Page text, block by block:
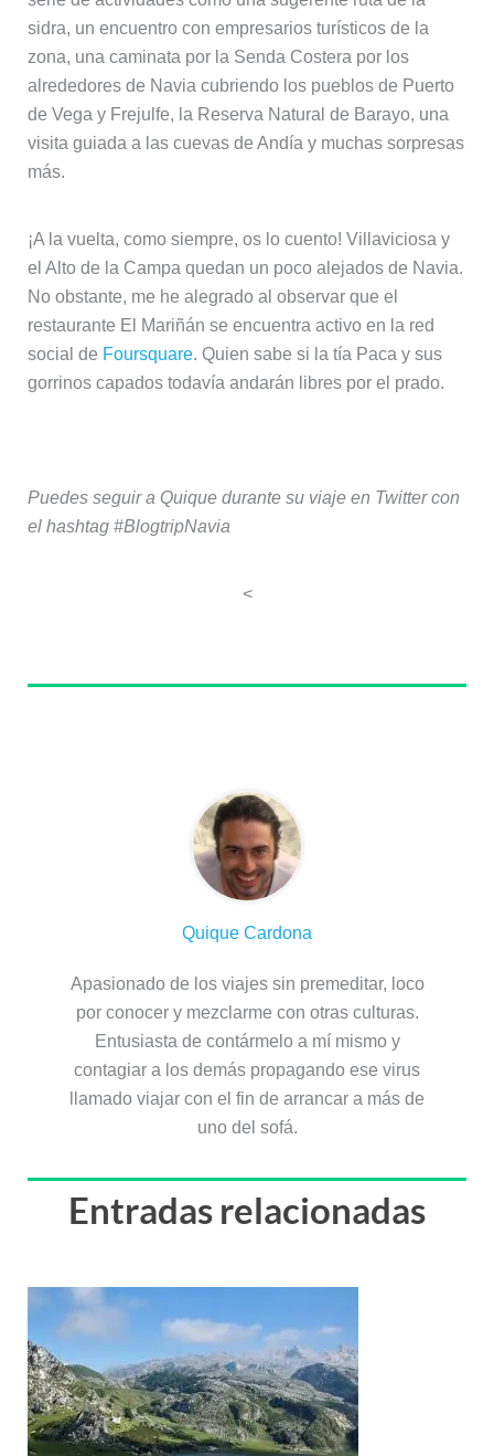
sidra, un encuentro con empresarios turísticos de la
zona, una caminata por la Senda Costera por los
alrededores de Navia cubriendo los pueblos de Puerto
de Vega y Frejulfe, la Reserva Natural de Barayo, una
visita guiada a las cuevas de Andía y muchas sorpresas
más.
¡A la vuelta, como siempre, os lo cuento! Villaviciosa y
el Alto de la Campa quedan un poco alejados de Navia.
No obstante, me he alegrado al observar que el
restaurante El Mariñán se encuentra activo en la red
social de Foursquare. Quien sabe si la tía Paca y sus
gorrinos capados todavía andarán libres por el prado.
Puedes seguir a Quique durante su viaje en Twitter con
el hashtag #BlogtripNavia
<
Quique Cardona
Apasionado de los viajes sin premeditar, loco
por conocer y mezclarme con otras culturas.
Entusiasta de contármelo a mí mismo y
contagiar a los demás propagando ese virus
llamado viajar con el fin de arrancar a más de
uno del sofá.
Entradas relacionadas